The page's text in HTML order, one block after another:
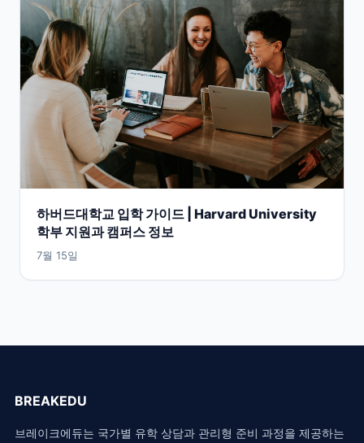
하버드대학교 입학 가이드 | Harvard University
학부 지원과 캠퍼스 정보
7월 15일
BREAKEDU
브레이크에듀는 국가별 유학 상담과 관리형 준비 과정을 제공하는